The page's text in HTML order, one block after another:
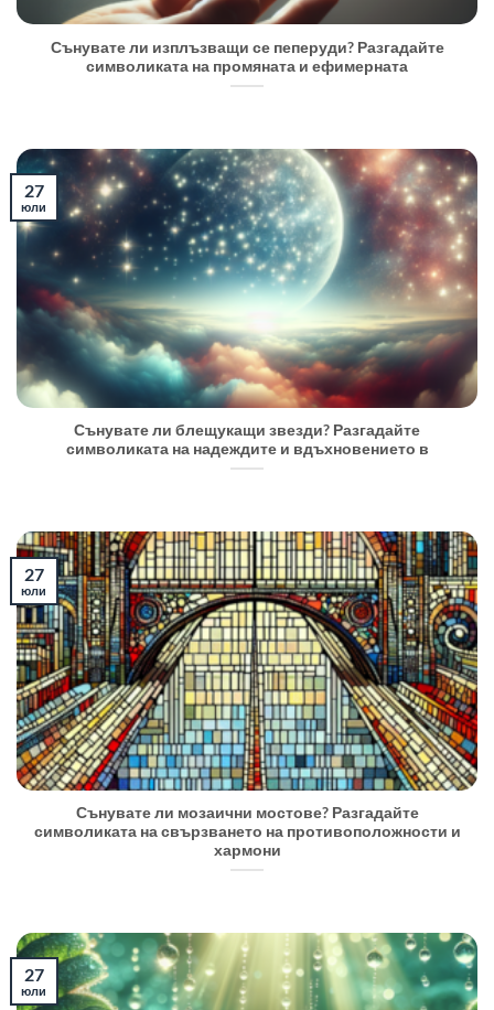
Сънувате ли изплъзващи се пеперуди? Разгадайте
символиката на промяната и ефимерната
Сънувате ли блещукащи звезди? Разгадайте
символиката на надеждите и вдъхновението в
27
юли
Сънувате ли мозаични мостове? Разгадайте
символиката на свързването на противоположности и
хармони
27
юли
27
юли